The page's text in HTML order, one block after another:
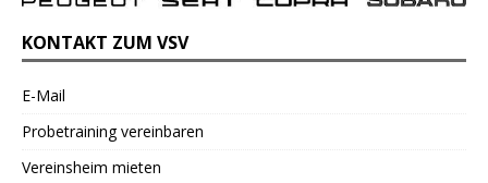
KONTAKT ZUM VSV
E-Mail
Probetraining vereinbaren
Vereinsheim mieten